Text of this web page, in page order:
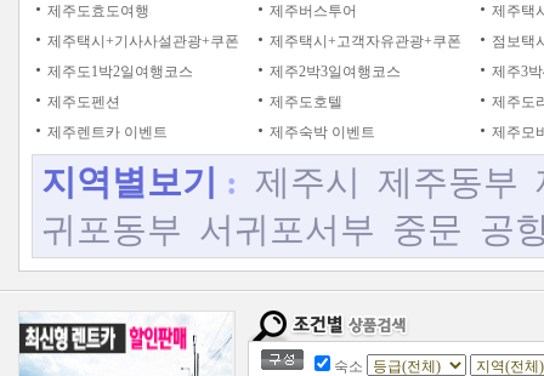
제주도효도여행
제주버스투어
제주택
제주택시+기사사설관광+쿠폰
제주택시+고객자유관광+쿠폰
점보택
제주도1박2일여행코스
제주2박3일여행코스
제주3
제주도펜션
제주도호텔
제주도
제주렌트카 이벤트
제주숙박 이벤트 제주모
지역별보기 : 제주시 제주동부
귀포동부 서귀포서부 중문 공
숙소